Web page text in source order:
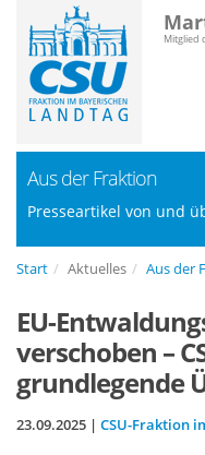
Mitglied
Aus der Fraktion
Presseartikel von und
Start Aktuelles Aus der
EU-
verschoben –
grundlegende
23.09.2025 | CSU-Fraktion